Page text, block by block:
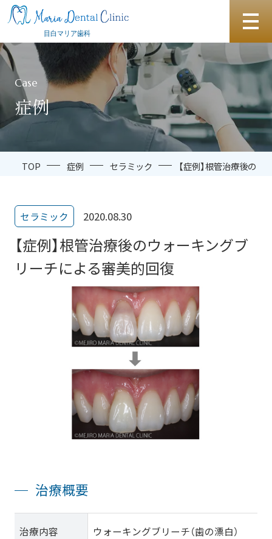
Case
症例
TOP 症例 セラミック 【症例】根管治療後の
セラミック 2020.08.30
【症例】根管治療後のウォーキングブ
リーチによる審美的回復
治療概要
治療内容 ウォーキングブリーチ（歯の漂白）